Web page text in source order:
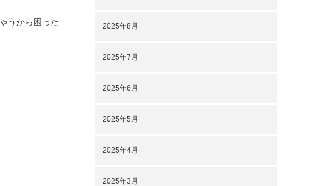
うから困った
2025年8月
2025年7月
2025年6月
2025年5月
2025年4月
2025年3月